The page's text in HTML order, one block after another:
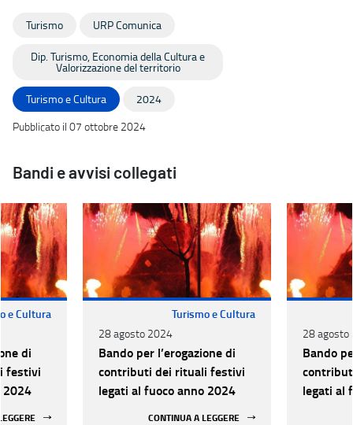
Turismo URP Comunica
Dip. Turismo, Economia della Cultura e
Valorizzazione del territorio
Turismo e Cultura
2024
Pubblicato il 07 ottobre 2024
Bandi e avvisi collegati
e Cultura
di
festivi
2024
Turismo e Cultura
28 agosto 2024
Bando per l’erogazione di
contributi dei rituali festivi
legati al fuoco anno 2024
CONTINUA A LEGGERE
28 agosto
Bando
legati al